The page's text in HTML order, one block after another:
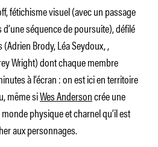
fétichisme visuel (avec un passage
séquence de poursuite), défilé
Brody, Léa Seydoux, ,
Wright) dont chaque membre
à l’écran : on est ici en territoire
même siWes Andersoncrée une
physique et charnel qu’il est
aux personnages.